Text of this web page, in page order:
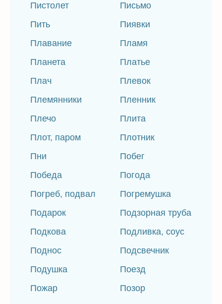
Пистолет
Письмо
Пить
Пиявки
Плавание
Пламя
Планета
Платье
Плач
Плевок
Племянники
Пленник
Плечо
Плита
Плот, паром
Плотник
Пни
Побег
Победа
Погода
Погреб, подвал
Погремушка
Подарок
Подзорная труба
Подкова
Подливка, соус
Поднос
Подсвечник
Подушка
Поезд
Пожар
Позор